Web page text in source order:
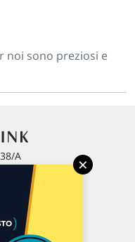
noi sono preziosi e
A
401
×